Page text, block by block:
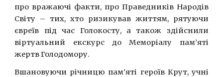
про вражаючі факти, про Праведників Народів
Світу – тих, хто ризикував життям, рятуючи
євреїв під час Голокосту, а також здійснили
віртуальний екскурс до Меморіалу пам’яті
жертв Голодомору.
Вшановуючи річницю пам’яті героїв Крут, учні